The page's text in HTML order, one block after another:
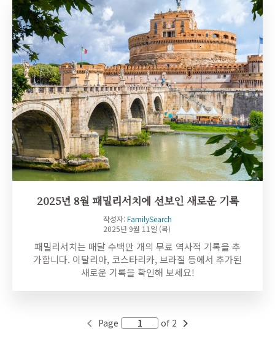
2025년 8월 패밀리서치에 선보인 새로운 기록
작성자:FamilySearch
2025년 9월 11일 (목)
패밀리서치는 매달 수백만 개의 무료 역사적 기록을 추
가합니다. 이탈리아, 코스타리카, 브라질 등에서 추가된
새로운 기록을 확인해 보세요!
Page of 2